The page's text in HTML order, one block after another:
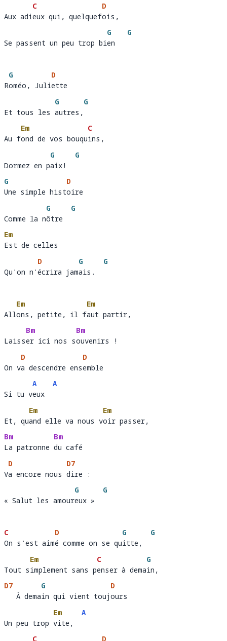
Aux adi
C
eux qui, quelquef
D
ois
Aux adieux qui, quelquefois,
Se passent un peu trop bi
G
en
G
Se passent un peu trop bien
R
G
oméo, Juli
D
ette
Roméo, Juliette
Et tous les
G
autres,
G
Et tous les autres,
Au f
Em
ond de vos bouqu
C
in
Au fond de vos bouquins,
Dormez en p
G
aix!
G
Dormez en paix!
G
Une simple hist
D
o
Une simple histoire
Comme la n
G
ôtre
G
Comme la nôtre
Em
Est
Est de celles
Qu'on n'
D
écrira jam
G
ais.
G
Qu'on n'écrira jamais.
All
Em
ons, petite, il f
Em
au
Allons, petite, il faut partir,
Laiss
Bm
er ici nos s
Bm
ou
Laisser ici nos souvenirs !
On v
D
a descendre ens
D
em
On va descendre ensemble
Si tu v
A
eux
A
Si tu veux
Et, qu
Em
and elle va nous v
Em
oi
Et, quand elle va nous voir passer,
Bm
La patronne
Bm
du
La patronne du café
V
D
a encore nous
D7
dire
Va encore nous dire :
« Salut les amour
G
eux »
G
« Salut les amoureux »
C
On s'est aim
D
é comme on se qu
G
itte,
G
On s'est aimé comme on se quitte,
Tout s
Em
implement sans p
C
enser à dema
G
i
Tout simplement sans penser à demain,
D7
   À dema
G
in qui vient touj
D
ours
   À demain qui vient toujours
Un peu trop
Em
vite,
A
Un peu trop vite,
C
D